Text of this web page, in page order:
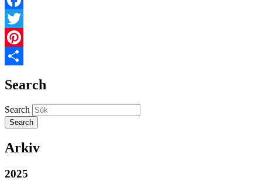
Facebook
Twitter
Pinterest
Search
Search
Arkiv
2025